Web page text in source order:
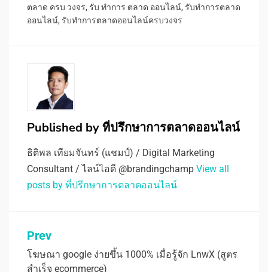
ตลาด ครบ วงจร, รับ ทำการ ตลาด ออนไลน์, รับทําการตลาด
ออนไลน์, รับทำการตลาดออนไลน์ครบวงจร
Published byที่ปรึกษาการตลาดออนไลน์
ธิติพล เทียมจันทร์ (แชมป์) / Digital Marketing
Consultant / ไลน์ไอดี @brandingchamp View all
posts by ที่ปรึกษาการตลาดออนไลน์
แนะแนว
เรื่อง
Prev
โฆษณา google ง่ายขึ้น 1000% เมื่อรู้จัก LnwX (สูตร
สำเร็จ ecommerce)